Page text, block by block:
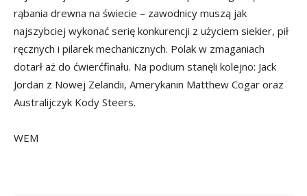
rąbania drewna na świecie – zawodnicy muszą jak
najszybciej wykonać serię konkurencji z użyciem siekier, pił
ręcznych i pilarek mechanicznych. Polak w zmaganiach
dotarł aż do ćwierćfinału. Na podium stanęli kolejno: Jack
Jordan z Nowej Zelandii, Amerykanin Matthew Cogar oraz
Australijczyk Kody Steers.
WEM